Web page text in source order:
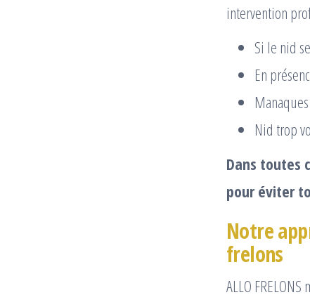
intervention
Si le nid
En
Nid trop
Dans toutes
pour éviter
Notre
frelons
ALLO